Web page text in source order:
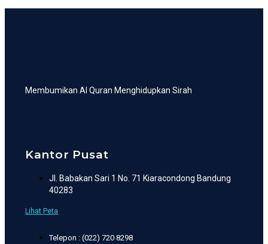
Membumikan Al Quran Menghidupkan Sirah
Kantor Pusat
Jl. Babakan Sari 1 No. 71 Kiaracondong Bandung
40283
Lihat Peta
Telepon : (022) 720 8298